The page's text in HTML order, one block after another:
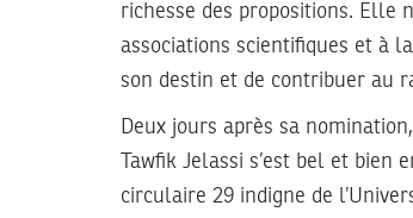
richesse des propositions. Elle
associations scientifiques et à
son destin et de contribuer au
Deux jours après sa
Tawfik Jelassi s’est bel et
circulaire 29 indigne de